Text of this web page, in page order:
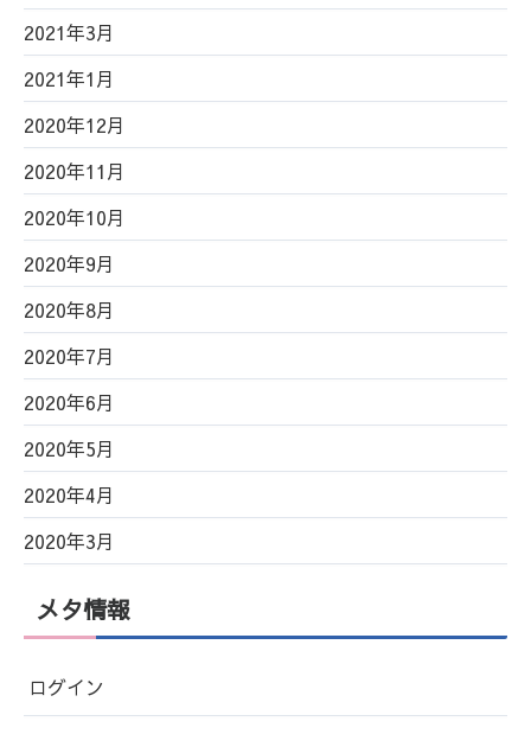
2021年3月
2021年1月
2020年12月
2020年11月
2020年10月
2020年9月
2020年8月
2020年7月
2020年6月
2020年5月
2020年4月
2020年3月
メタ情報
ログイン